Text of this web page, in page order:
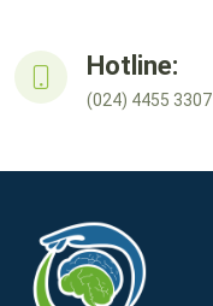
Hotline:
(024) 4455 3307